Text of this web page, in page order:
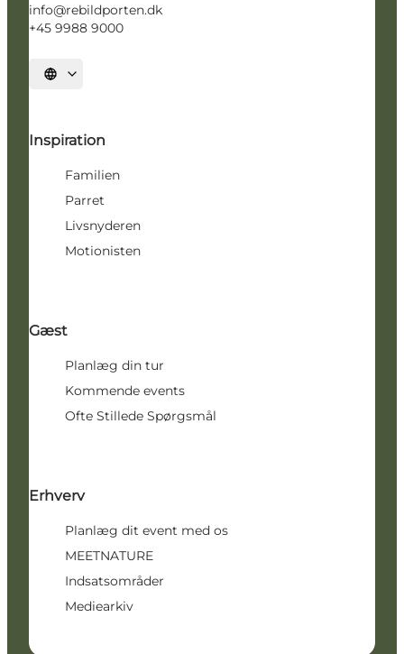
info@rebildporten.dk
+45 9988 9000
Vælg sprog
Inspiration
Familien
Parret
Livsnyderen
Motionisten
Gæst
Planlæg din tur
Kommende events
Ofte Stillede Spørgsmål
Erhverv
Planlæg dit event med os
MEETNATURE
Indsatsområder
Mediearkiv